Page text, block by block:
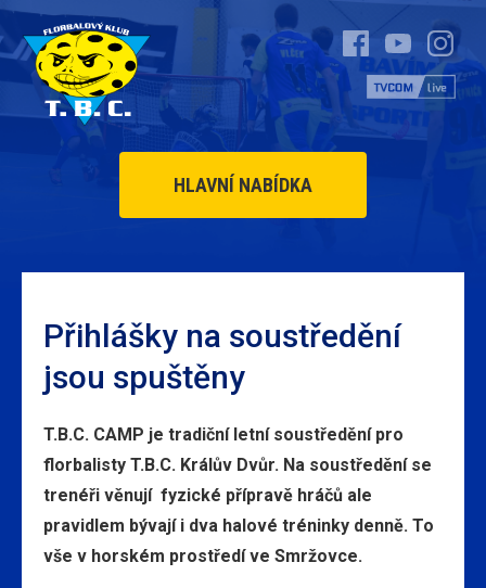
HLAVNÍ NABÍDKA
Přihlášky na soustředění
jsou spuštěny
T.B.C. CAMP je tradiční letní soustředění pro
florbalisty T.B.C. Králův Dvůr. Na soustředění se
trenéři věnují fyzické přípravě hráčů ale
pravidlem bývají i dva halové tréninky denně. To
vše v horském prostředí ve Smržovce.